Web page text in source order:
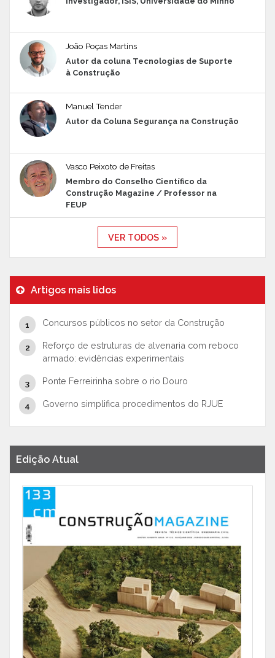
João Poças Martins
Autor da coluna Tecnologias de Suporte
à Construção
Manuel Tender
Autor da Coluna Segurança na Construção
Vasco Peixoto de Freitas
Membro do Conselho Científico da
Construção Magazine / Professor na
FEUP
VER TODOS »
Artigos mais lidos
Concursos públicos no setor da Construção
Reforço de estruturas de alvenaria com reboco
armado: evidências experimentais
Ponte Ferreirinha sobre o rio Douro
Governo simplifica procedimentos do RJUE
Edição Atual